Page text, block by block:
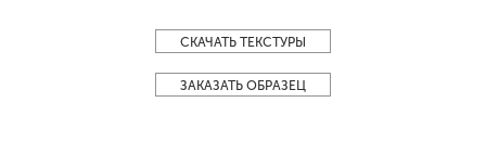
СКАЧАТЬ ТЕКСТУРЫ
ЗАКАЗАТЬ ОБРАЗЕЦ